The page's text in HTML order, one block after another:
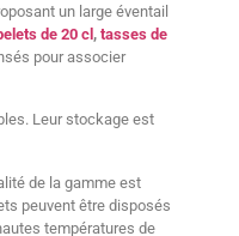
un large éventail
de 20 cl , tasses de
pour associer
Leur stockage est
de la gamme est
peuvent être disposés
températures de